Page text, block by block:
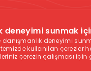
deneyimi sunmak
deneyimi
kullanılan
çerezin çalışması için
-Online danışmanlık
gibi düşüncelere
aşağıdaki
Hattı:112, Polis